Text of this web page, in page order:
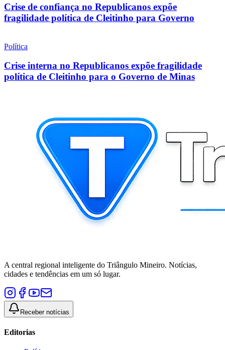
Crise de confiança no Republicanos expõe
fragilidade política de Cleitinho para Governo
Política
Crise interna no Republicanos expõe fragilidade
política de Cleitinho para o Governo de Minas
A central regional inteligente do Triângulo Mineiro. Notícias,
cidades e tendências em um só lugar.
Receber notícias
Editorias